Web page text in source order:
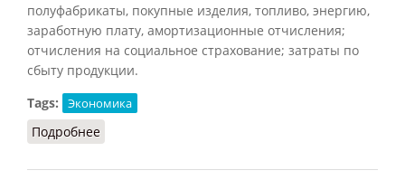
полуфабрикаты, покупные изделия, топливо, энергию,
заработную плату, амортизационные отчисления;
отчисления на социальное страхование; затраты по
сбыту продукции.
Tags:
Экономика
Подробнее